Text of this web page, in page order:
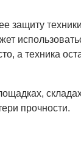
а техника
прочности.